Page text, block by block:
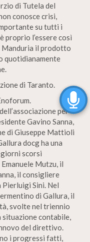
di Tutela del
conosce crisi,
su tutti i
proprio l’essere così
Manduria il prodotto
quotidianamente
di Taranto.
per
Gavino Sanna,
di Giuseppe Mattioli
docg ha una
scorsi
Mutzu, il
il consigliere
Sini. Nel
di Gallura, il
svolte nel triennio
situazione contabile,
del direttivo.
i progressi fatti,